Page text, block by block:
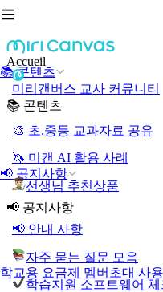
📚 콘텐츠
📢 공지사항
학교용 요금제 멤버초대 사
Accueil
미리캔버스 교사 커뮤니티
📚 콘텐츠
🎨 초.중등 교과자료 공유
🦄 미캔 AI 활용 사례
선생님 추천상품
📢 공지사항
📢 안내 사항
자주 묻는 질문 모음
학습지원 소프트웨어